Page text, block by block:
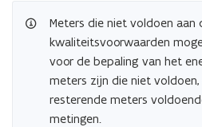
Meters die niet voldoen aan
kwaliteitsvoorwaarden
voor de bepaling van het
meters zijn die niet
resterende meters
metingen.